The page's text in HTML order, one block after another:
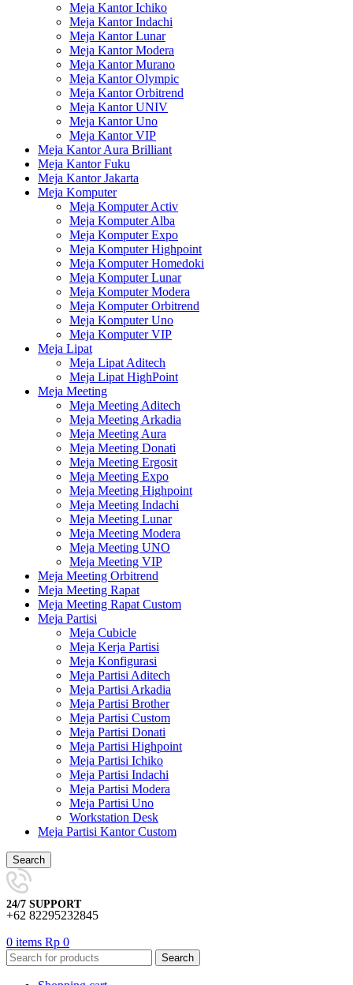
Meja Kantor Ichiko
Meja Kantor Indachi
Meja Kantor Lunar
Meja Kantor Modera
Meja Kantor Murano
Meja Kantor Olympic
Meja Kantor Orbitrend
Meja Kantor UNIV
Meja Kantor Uno
Meja Kantor VIP
Meja Kantor Aura Brilliant
Meja Kantor Fuku
Meja Kantor Jakarta
Meja Komputer
Meja Komputer Activ
Meja Komputer Alba
Meja Komputer Expo
Meja Komputer Highpoint
Meja Komputer Homedoki
Meja Komputer Lunar
Meja Komputer Modera
Meja Komputer Orbitrend
Meja Komputer Uno
Meja Komputer VIP
Meja Lipat
Meja Lipat Aditech
Meja Lipat HighPoint
Meja Meeting
Meja Meeting Aditech
Meja Meeting Arkadia
Meja Meeting Aura
Meja Meeting Donati
Meja Meeting Ergosit
Meja Meeting Expo
Meja Meeting Highpoint
Meja Meeting Indachi
Meja Meeting Lunar
Meja Meeting Modera
Meja Meeting UNO
Meja Meeting VIP
Meja Meeting Orbitrend
Meja Meeting Rapat
Meja Meeting Rapat Custom
Meja Partisi
Meja Cubicle
Meja Kerja Partisi
Meja Konfigurasi
Meja Partisi Aditech
Meja Partisi Arkadia
Meja Partisi Brother
Meja Partisi Custom
Meja Partisi Donati
Meja Partisi Highpoint
Meja Partisi Ichiko
Meja Partisi Indachi
Meja Partisi Modera
Meja Partisi Uno
Workstation Desk
Meja Partisi Kantor Custom
Search
24/7 SUPPORT
+62 82295232845
0 items Rp 0
Search